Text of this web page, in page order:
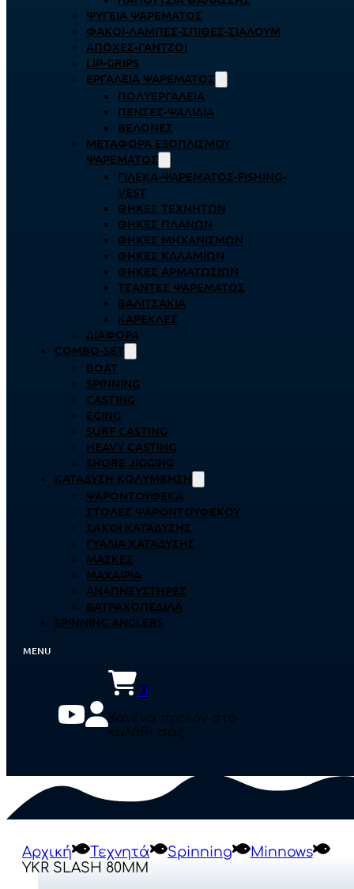
ΨΥΓΕΊΑ ΨΑΡΈΜΑΤΟΣ
ΦΑΚΟΊ-ΛΆΜΠΕΣ-ΣΠΊΘΕΣ-ΣΊΑΛΟΥΜ
ΑΠΌΧΕΣ-ΓΆΝΤΖΟΙ
LIP-GRIPS
EΡΓΑΛΕΊΑ ΨΑΡΈΜΑΤΟΣ
ΠΟΛΥΕΡΓΑΛΕΊΑ
ΠΈΝΣΕΣ-ΨΑΛΊΔΙΑ
ΒΕΛΌΝΕΣ
ΜΕΤΑΦΟΡΆ ΕΞΟΠΛΙΣΜΟΎ
ΨΑΡΈΜΑΤΟΣ
ΓΙΛΈΚΑ-ΨΑΡΈΜΑΤΟΣ-FISHING-
VEST
ΘΉΚΕΣ ΤΕΧΝΗΤΏΝ
ΘΉΚΕΣ ΠΛΆΝΩΝ
ΘΉΚΕΣ ΜΗΧΑΝΙΣΜΏΝ
ΘΉΚΕΣ ΚΑΛΑΜΙΏΝ
ΘΉΚΕΣ ΑΡΜΑΤΩΣΙΏΝ
ΤΣΆΝΤΕΣ ΨΑΡΈΜΑΤΟΣ
ΒΑΛΙΤΣΆΚΙΑ
ΚΑΡΈΚΛΕΣ
ΔΙΆΦΟΡΑ
COMBO-SET
BOAT
SPINNING
CASTING
EGING
SURF CASTING
HEAVY CASTING
SHORE JIGGING
ΚΑΤΆΔΥΣΗ ΚΟΛΎΜΒΗΣΗ
ΨΑΡΟΝΤΟΎΦΕΚΑ
ΣΤΟΛΈΣ ΨΑΡΟΝΤΟΎΦΕΚΟΥ
ΣΆΚΟΙ ΚΑΤΆΔΥΣΗΣ
ΓΥΑΛΙΆ ΚΑΤΆΔΥΣΗΣ
ΜΆΣΚΕΣ
ΜΑΧΑΊΡΙΑ
ΑΝΑΠΝΕΥΣΤΉΡΕΣ
ΒΑΤΡΑΧΟΠΈΔΙΛΑ
SPINNING ANGLERS
0
Κανένα προϊόν στο
καλάθι σας.
Αρχική Τεχνητά Spinning
Minnows
YKR SLASH 80MM